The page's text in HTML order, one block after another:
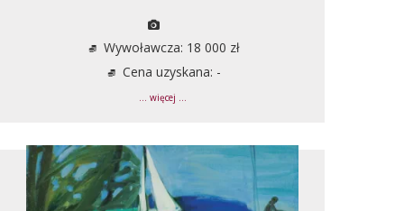
Wywoławcza: 18 000 zł
Cena uzyskana: -
... więcej ...